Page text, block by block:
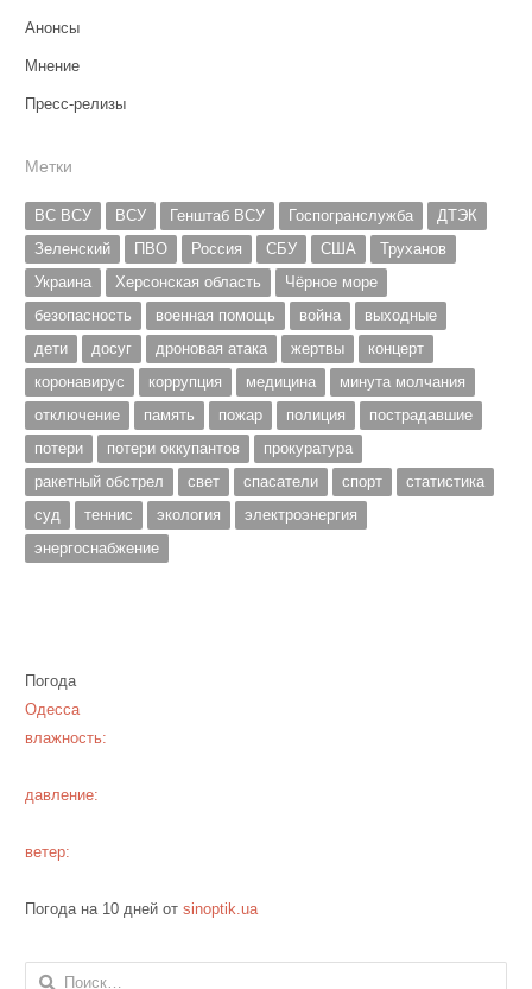
Анонсы
Мнение
Пресс-релизы
Метки
ВС ВСУ ВСУ Генштаб ВСУ Госпогранслужба
ДТЭК
Зеленский
ПВО Россия СБУ США
Труханов
Украина
Херсонская область
Чёрное море
безопасность
военная помощь война
выходные
дети
досуг дроновая атака жертвы
концерт
коронавирус
коррупция медицина
минута молчания
отключение
память пожар полиция
пострадавшие
потери
потери оккупантов
прокуратура
ракетный обстрел
свет спасатели спорт
статистика
суд
теннис экология
электроэнергия
энергоснабжение
Погода
Одесса
влажность:
давление:
ветер:
Погода на 10 дней от sinoptik.ua
Найти: